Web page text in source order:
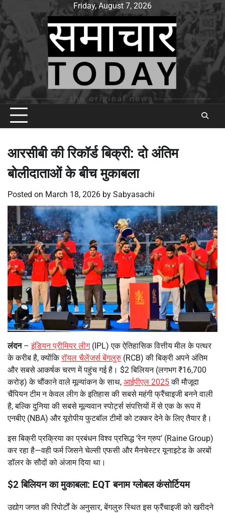
Skip
to
content
Friday, August 7, 2026
आरसीबी की रिकॉर्ड बिक्री: दो अंतिम
बोलीदाताओं के बीच मुकाबला
Posted on March 18, 2026 by Sabyasachi
लंदन–इंडियन प्रीमियर लीग(IPL) एक ऐतिहासिक वित्तीय मील के पत्थर
के करीब है, क्योंकिरॉयल चैलेंजर्स बेंगलुरु (RCB) की बिक्री अपने अंतिम
और सबसे आकर्षक चरण में पहुंच गई है। $2 बिलियन (लगभग ₹16,700
करोड़) के चौंकाने वाले मूल्यांकन के साथ, आईपीएल 2025की मौजूदा
चैंपियन टीम न केवल लीग के इतिहास की सबसे महंगी फ्रैंचाइजी बनने वाली
है, बल्कि दुनिया की सबसे मूल्यवान स्पोर्ट्स संपत्तियों में से एक के रूप में
एनबीए (NBA) और यूरोपीय फुटबॉल टीमों को टक्कर देने के लिए तैयार है।
इस बिक्री प्रक्रिया का प्रबंधन विश्व प्रसिद्ध ‘रेन ग्रुप’ (Raine Group)
कर रहा है—वही फर्म जिसने चेल्सी एफसी और मैनचेस्टर यूनाइटेड के अरबों
डॉलर के सौदों को अंजाम दिया था।
$2 बिलियन का मुकाबला: EQT बनाम ग्लोबल कंसोर्टियम
उद्योग जगत की रिपोर्टों के अनुसार, बेंगलुरु स्थित इस फ्रैंचाइजी को खरीदने